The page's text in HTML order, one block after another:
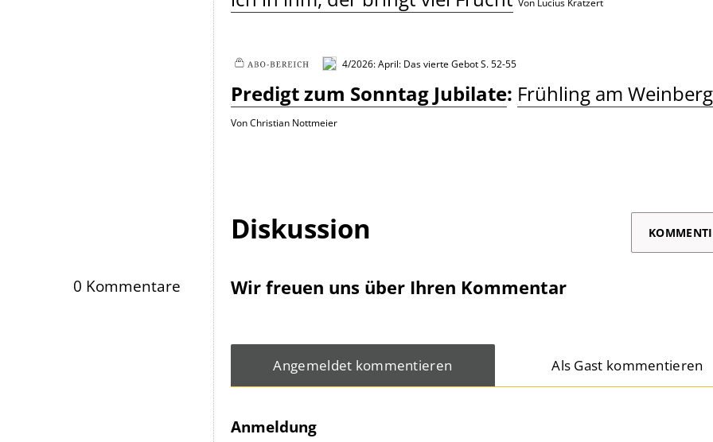
Von Lucius Kratzert
4/2026: April: Das vierte Gebot S. 52-55
Predigt zum Sonntag Jubilate: Frühling am Weinberg
Von Christian Nottmeier
Diskussion
0 Kommentare Wir freuen uns über Ihren Kommentar
Angemeldet kommentieren Als Gast kommentieren
Anmeldung